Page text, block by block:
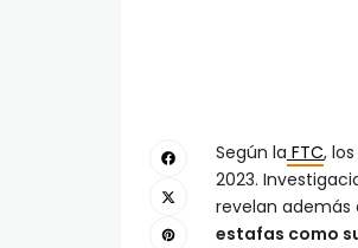
Según la FTC,
2023.
revelan además
estafas como